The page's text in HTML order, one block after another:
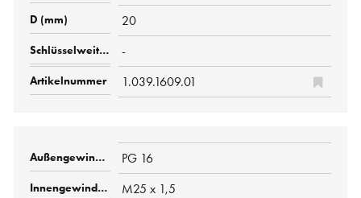
20
-
1.039.1609.01
PG 16
M25 x 1,5